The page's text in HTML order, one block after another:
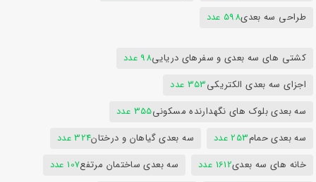
طراحی سه بعدی598 عدد
کشتی های سه بعدی و سفرهای دریایی98 عدد
اجزای سه بعدی الکتریکی353 عدد
سه بعدی بلوک های نگهدارنده مسکونی355 عدد
سه بعدی حمام253 عدد سه بعدی گیاهان و درختان324 عدد
خانه های سه بعدی1612 عدد سه بعدی ساختمان مرتفع107 عدد